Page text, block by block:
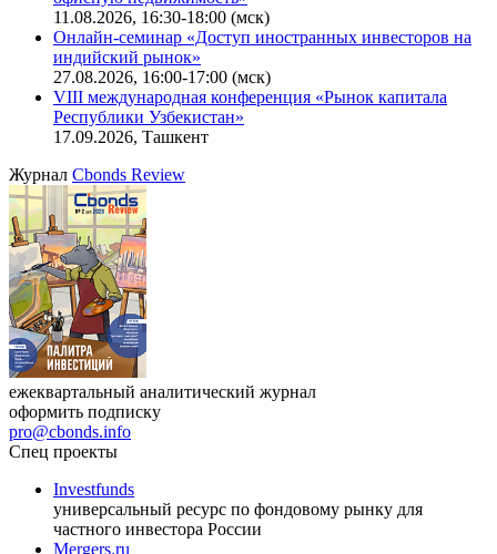
Ближайшие конференцииCbonds Congress
Онлайн-семинар «Новый стандарт инвестиций в
офисную недвижимость»
11.08.2026, 16:30-18:00 (мск)
Онлайн-семинар «Доступ иностранных инвесторов на
индийский рынок»
VIII международная конференция «Рынок капитала
Республики Узбекистан»
17.09.2026, Ташкент
ЖурналCbonds Review
ежеквартальный аналитический журнал
оформить подписку
pro@cbonds.info
Спец проекты